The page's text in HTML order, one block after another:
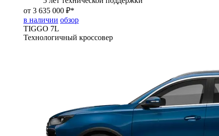
от 3 635 000 ₽*
в наличии обзор
TIGGO 7L
Технологичный кроссовер